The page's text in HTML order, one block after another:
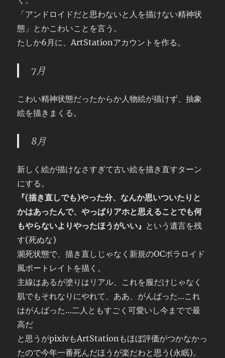
「アンドロイドだと思わないと人を描けない精神状
態」とかこわいことを言う。
たしか6月に、ArtStationアカウントを作る。
7月
こわい精神状態だったからか人物絵が描けず、抽象
絵を描きまくる。
8月
新しく絵が描けなさすぎて古い絵を描き直すターン
にする。
『(描き直しでも)やった分、なんか思いついたりと
かはあったんで、やっぱりアホと思えることでも何
もやらないよりやったほうがいい』 という遺言を残
す(死ぬな)
瀕死状態で、描き直しじゃなく新規のOCポラロイド
風ポートレイトを描く。
主線はあるが塗りはリアル、これを服だけじゃなく
肌でもそれなりにやれて、ああ、がんばった…これ
はがんばった…二人ともすごく可愛いし今までで最
高だ
と思うがpixivもArtStationもほぼ評価がつかなかっ
たので今年一番死んだほうが楽だわと思う(永眠)。